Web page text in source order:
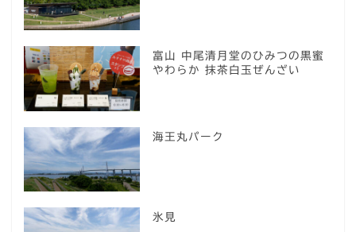
富山 中尾清月堂のひみつの黒蜜
やわらか 抹茶白玉ぜんざい
海王丸パーク
氷見